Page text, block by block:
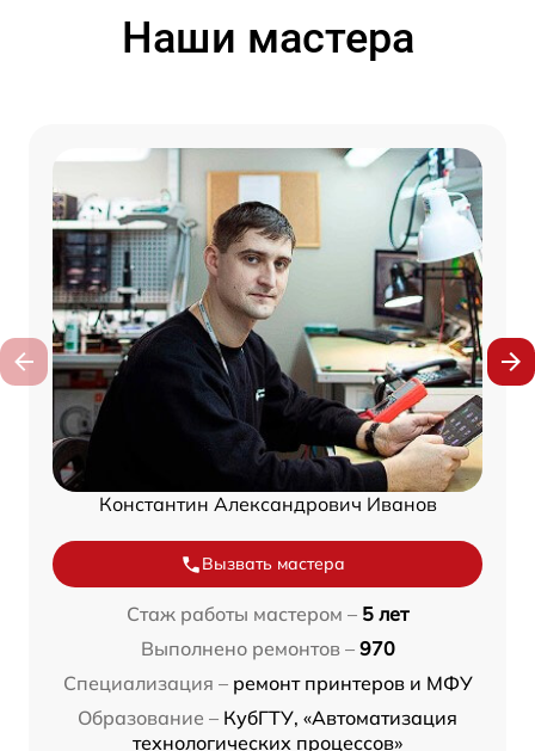
Наши мастера
Константин Александрович Иванов
Вызвать мастера
Стаж работы мастером – 5 лет
Выполнено ремонтов – 970
Специализация – ремонт принтеров и МФУ
Образование – КубГТУ, «Автоматизация
технологических процессов»